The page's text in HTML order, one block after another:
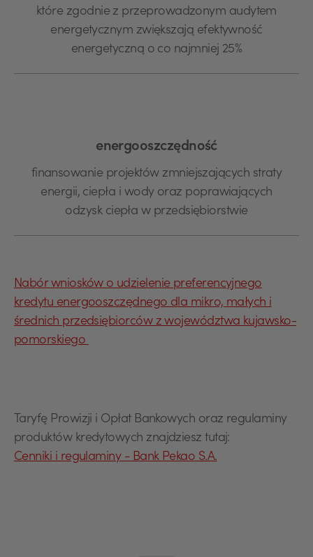
które zgodnie z przeprowadzonym audytem
energetycznym zwiększają efektywność
energetyczną o co najmniej 25%
energooszczędność
finansowanie projektów zmniejszających straty
energii, ciepła i wody oraz poprawiających
odzysk ciepła w przedsiębiorstwie
Nabór wniosków o udzielenie preferencyjnego
kredytu energooszczędnego dla mikro, małych i
średnich przedsiębiorców z województwa kujawsko-
pomorskiego
Taryfę Prowizji i Opłat Bankowych oraz regulaminy
produktów kredytowych znajdziesz tutaj:
Cenniki i regulaminy - Bank Pekao S.A.